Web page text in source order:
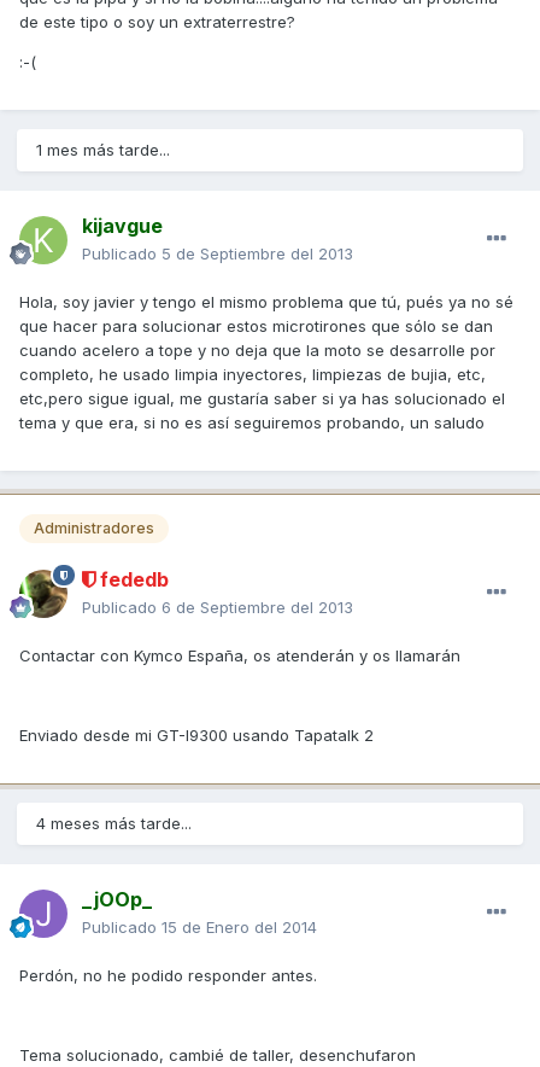
de este tipo o soy un extraterrestre?
:-(
1 mes más tarde...
kijavgue
Publicado 5 de Septiembre del 2013
Hola, soy javier y tengo el mismo problema que tú, pués ya no sé
que hacer para solucionar estos microtirones que sólo se dan
cuando acelero a tope y no deja que la moto se desarrolle por
completo, he usado limpia inyectores, limpiezas de bujia, etc,
etc,pero sigue igual, me gustaría saber si ya has solucionado el
tema y que era, si no es así seguiremos probando, un saludo
Administradores
fededb
Publicado 6 de Septiembre del 2013
Contactar con Kymco España, os atenderán y os llamarán
Enviado desde mi GT-I9300 usando Tapatalk 2
4 meses más tarde...
_jOOp_
Publicado 15 de Enero del 2014
Perdón, no he podido responder antes.
Tema solucionado, cambié de taller, desenchufaron